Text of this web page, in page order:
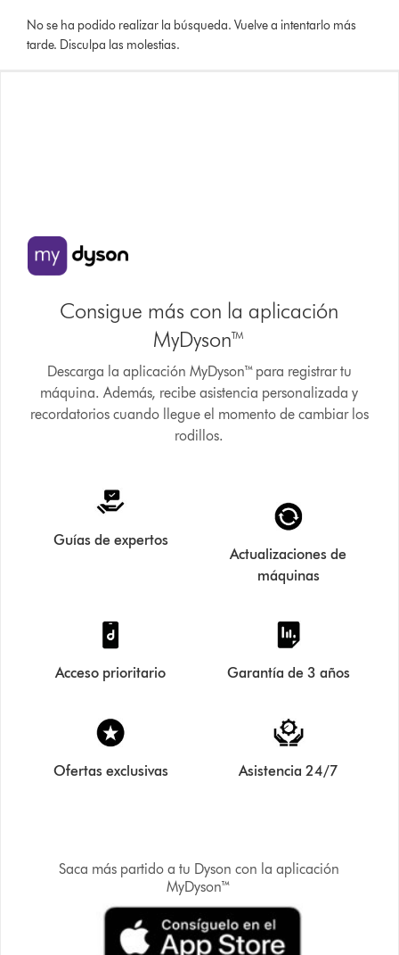
No se ha podido realizar la búsqueda. Vuelve a intentarlo más
tarde. Disculpa las molestias.
Consigue más con la aplicación
MyDyson™
Descarga la aplicación MyDyson™ para registrar tu
máquina. Además, recibe asistencia personalizada y
recordatorios cuando llegue el momento de cambiar los
rodillos.
Guías de expertos
Actualizaciones de
máquinas
Acceso prioritario Garantía de 3 años
Ofertas exclusivas Asistencia 24/7
Saca más partido a tu Dyson con la aplicación
MyDyson™